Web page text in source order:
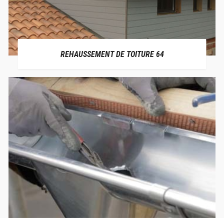
REHAUSSEMENT DE TOITURE 64